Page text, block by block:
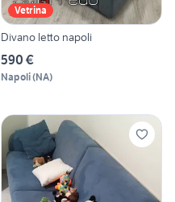
Vetrina
Divano letto napoli
590 €
Napoli(NA)